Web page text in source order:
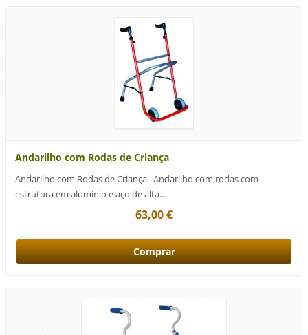
Andarilho com Rodas de Criança
Andarilho com Rodas de Criança Andarilho com rodas com
estrutura em alumínio e aço de alta...
63,00 €